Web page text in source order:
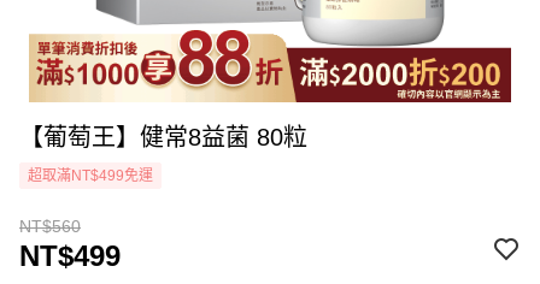
【葡萄王】健常8益菌 80粒
超取滿NT$499免運
NT$560
NT$499